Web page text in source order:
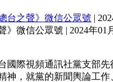
国际 评论 经济
频 小央直播 直播中国
台之聲》微信公眾號 |
微信公眾號 | 2024年01
視頻通訊社黨支部先
神，就黨的新聞輿論工